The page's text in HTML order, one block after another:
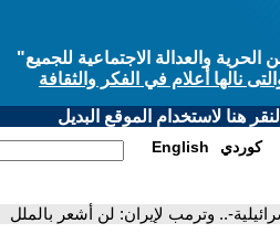
والعدالة الاجتماعية للجميع"
نالها أعلام في الفكر والثقافة
هنا لاستخدام الموقع البديل
English كوردي
.. وترمب لإيران: لن أشعر بالملل